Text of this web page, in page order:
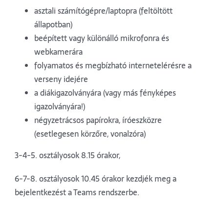
asztali számítógépre/laptopra (feltöltött
állapotban)
beépített vagy különálló mikrofonra és
webkamerára
folyamatos és megbízható internetelérésre a
verseny idejére
a diákigazolványára (vagy más fényképes
igazolványára!)
négyzetrácsos papírokra, íróeszközre
(esetlegesen körzőre, vonalzóra)
3-4-5. osztályosok 8.15 órakor,
6-7-8. osztályosok 10.45 órakor kezdjék meg a
bejelentkezést a Teams rendszerbe.